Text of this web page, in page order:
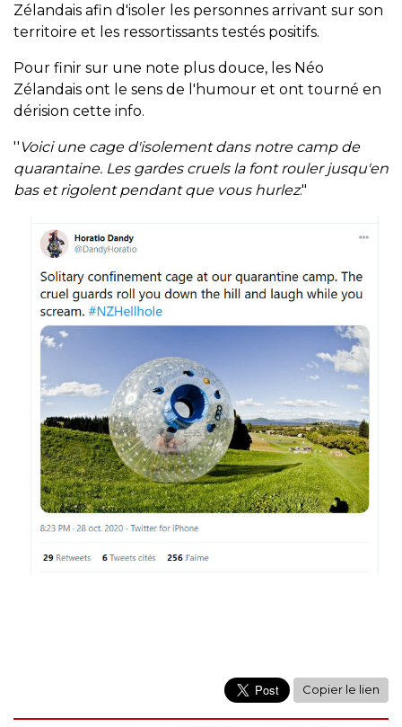
Zélandais afin d'isoler les personnes arrivant sur son
territoire et les ressortissants testés positifs.
Pour finir sur une note plus douce, les Néo
Zélandais ont le sens de l'humour et ont tourné en
dérision cette info.
'' Voici une cage d'isolement dans notre camp de
quarantaine. Les gardes cruels la font rouler jusqu'en
bas et rigolent pendant que vous hurlez."
Copier le lien